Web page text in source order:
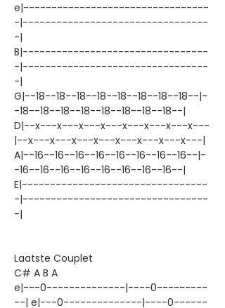
e|---------------------------------
-|---------------------------------
-|
B|---------------------------------
-|---------------------------------
-|
G|--18--18--18--18--18--18--18--18--|-
-18--18--18--18--18--18--18--18--|
D|--x---x---x---x---x---x---x---x---
|--x---x---x---x---x---x---x---x---|
A|--16--16--16--16--16--16--16--16--|-
-16--16--16--16--16--16--16--16--|
E|---------------------------------
-|---------------------------------
-|
Laatste Couplet
C# A B A
e|---0--------------|----0---------
--| e|---0--------------|----0------